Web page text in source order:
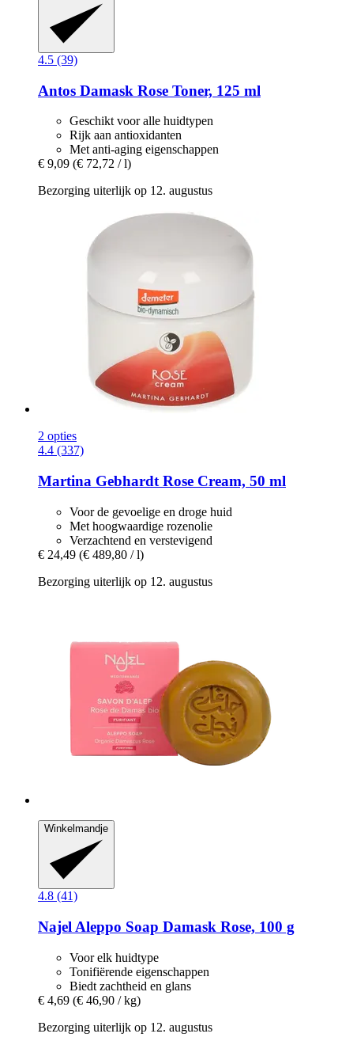
4.5 (39)
Antos Damask Rose Toner, 125 ml
Geschikt voor alle huidtypen
Rijk aan antioxidanten
Met anti-aging eigenschappen
€ 9,09 (€ 72,72 / l)
Bezorging uiterlijk op 12. augustus
2 opties
4.4 (337)
Martina Gebhardt Rose Cream, 50 ml
Voor de gevoelige en droge huid
Met hoogwaardige rozenolie
Verzachtend en verstevigend
€ 24,49 (€ 489,80 / l)
Bezorging uiterlijk op 12. augustus
Winkelmandje
4.8 (41)
Najel Aleppo Soap Damask Rose, 100 g
Voor elk huidtype
Tonifiërende eigenschappen
Biedt zachtheid en glans
€ 4,69 (€ 46,90 / kg)
Bezorging uiterlijk op 12. augustus